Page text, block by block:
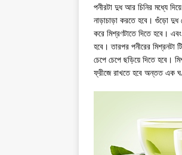
পনীরটা দুধ আর চিনির মধ্যে
নাড়াচাড়া করতে হবে। গুঁড়ো দুধ
করে মিশ্রণটাতে দিতে হবে।
হবে। তারপর পনীরের মিশ্রনটা
চেপে চেপে ছড়িয়ে দিতে হবে।
ফ্রীজে রাখতে হবে অন্তত এক